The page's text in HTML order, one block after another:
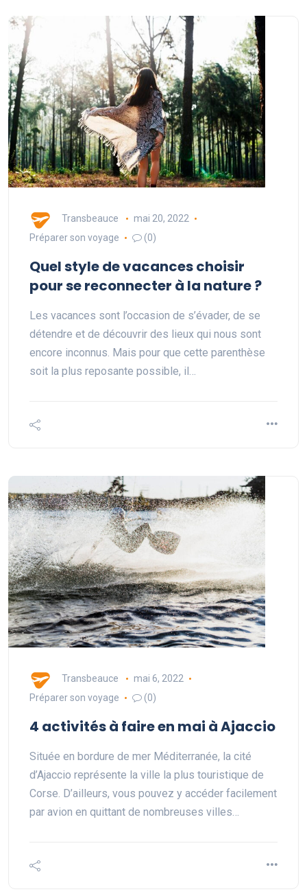
Transbeauce
mai 20, 2022
Préparer son voyage
(0)
Quel style de vacances choisir
pour se reconnecter à la nature ?
Les vacances sont l’occasion de s’évader, de se
détendre et de découvrir des lieux qui nous sont
encore inconnus. Mais pour que cette parenthèse
soit la plus reposante possible, il…
Transbeauce
mai 6, 2022
Préparer son voyage
(0)
4 activités à faire en mai à Ajaccio
Située en bordure de mer Méditerranée, la cité
d’Ajaccio représente la ville la plus touristique de
Corse. D’ailleurs, vous pouvez y accéder facilement
par avion en quittant de nombreuses villes…